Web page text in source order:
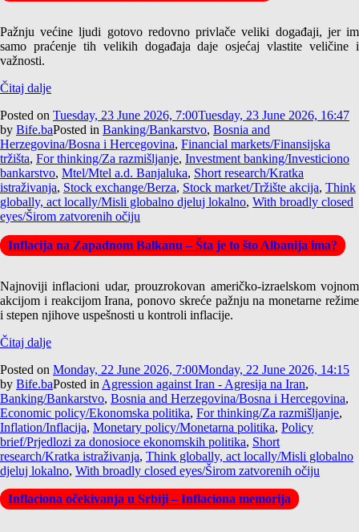
Pažnju većine ljudi gotovo redovno privlače veliki događaji, jer im
samo praćenje tih velikih događaja daje osjećaj vlastite veličine i
važnosti.
Čitaj dalje
Posted on Tuesday, 23 June 2026, 7:00Tuesday, 23 June 2026, 16:47
by Bife.baPosted in Banking/Bankarstvo, Bosnia and
Herzegovina/Bosna i Hercegovina, Financial markets/Finansijska
tržišta, For thinking/Za razmišljanje, Investment banking/Investiciono
bankarstvo, Mtel/Mtel a.d. Banjaluka, Short research/Kratka
istraživanja, Stock exchange/Berza, Stock market/Tržište akcija, Think
globally, act locally/Misli globalno djeluj lokalno, With broadly closed
eyes/Širom zatvorenih očiju
Inflacija na Zapadnom Balkanu – Šta je to što Albanija ima?
Najnoviji inflacioni udar, prouzrokovan američko-izraelskom vojnom
akcijom i reakcijom Irana, ponovo skreće pažnju na monetarne režime
i stepen njihove uspešnosti u kontroli inflacije.
Čitaj dalje
Posted on Monday, 22 June 2026, 7:00Monday, 22 June 2026, 14:15
by Bife.baPosted in Agression against Iran - Agresija na Iran,
Banking/Bankarstvo, Bosnia and Herzegovina/Bosna i Hercegovina,
Economic policy/Ekonomska politika, For thinking/Za razmišljanje,
Inflation/Inflacija, Monetary policy/Monetarna politika, Policy
brief/Prjedlozi za donosioce ekonomskih politika, Short
research/Kratka istraživanja, Think globally, act locally/Misli globalno
djeluj lokalno, With broadly closed eyes/Širom zatvorenih očiju
Inflaciona očekivanja u Srbiji – Inflaciona memorija